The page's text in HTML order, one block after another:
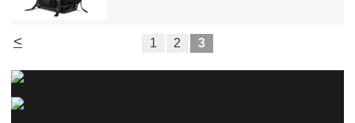
< 1 2 3